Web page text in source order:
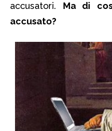
accusatori. Ma di
accusato?